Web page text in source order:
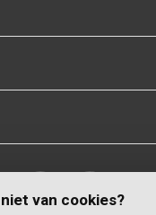
van cookies?